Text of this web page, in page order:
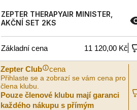
ZEPTER THERAPYAIR MINISTER,
AKČNÍ SET 2KS
Základní cena 11 120,00 Kč
Zepter Club cena
Přihlaste se a zobrazí se vám cena pro
člena klubu.
Pouze členové klubu mají garanci
každého nákupu s přímým